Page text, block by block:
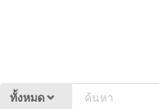
ทั้งหมด